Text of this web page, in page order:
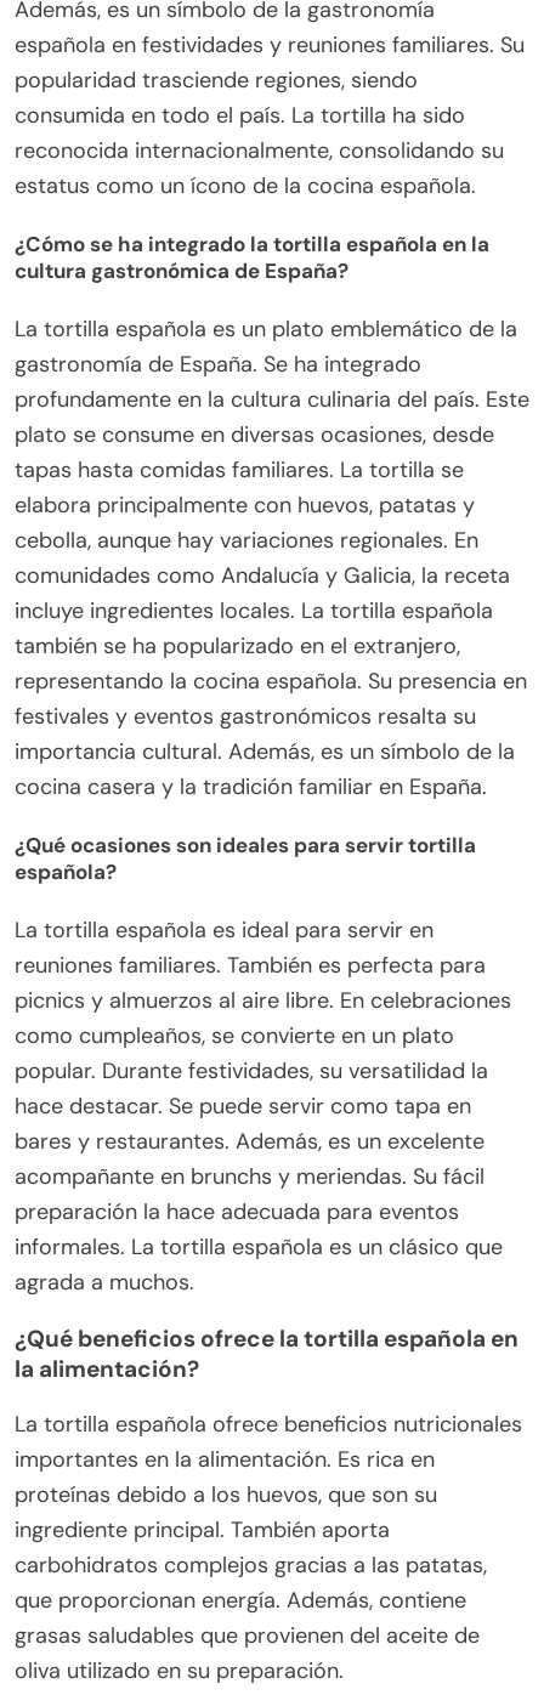
Además, es un símbolo de la gastronomía
española en festividades y reuniones familiares. Su
popularidad trasciende regiones, siendo
consumida en todo el país. La tortilla ha sido
reconocida internacionalmente, consolidando su
estatus como un ícono de la cocina española.
¿Cómo se ha integrado la tortilla española en la
cultura gastronómica de España?
La tortilla española es un plato emblemático de la
gastronomía de España. Se ha integrado
profundamente en la cultura culinaria del país. Este
plato se consume en diversas ocasiones, desde
tapas hasta comidas familiares. La tortilla se
elabora principalmente con huevos, patatas y
cebolla, aunque hay variaciones regionales. En
comunidades como Andalucía y Galicia, la receta
incluye ingredientes locales. La tortilla española
también se ha popularizado en el extranjero,
representando la cocina española. Su presencia en
festivales y eventos gastronómicos resalta su
importancia cultural. Además, es un símbolo de la
cocina casera y la tradición familiar en España.
¿Qué ocasiones son ideales para servir tortilla
española?
La tortilla española es ideal para servir en
reuniones familiares. También es perfecta para
picnics y almuerzos al aire libre. En celebraciones
como cumpleaños, se convierte en un plato
popular. Durante festividades, su versatilidad la
hace destacar. Se puede servir como tapa en
bares y restaurantes. Además, es un excelente
acompañante en brunchs y meriendas. Su fácil
preparación la hace adecuada para eventos
informales. La tortilla española es un clásico que
agrada a muchos.
¿Qué beneficios ofrece la tortilla española en
la alimentación?
La tortilla española ofrece beneficios nutricionales
importantes en la alimentación. Es rica en
proteínas debido a los huevos, que son su
ingrediente principal. También aporta
carbohidratos complejos gracias a las patatas,
que proporcionan energía. Además, contiene
grasas saludables que provienen del aceite de
oliva utilizado en su preparación.